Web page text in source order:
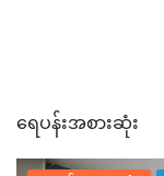
ရေပန်းအစားဆုံး